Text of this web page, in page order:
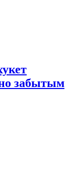
забытым